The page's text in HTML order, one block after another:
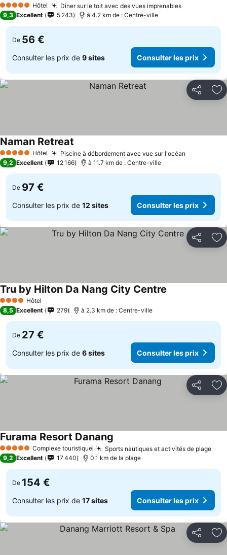
5 Étoiles Hôtel Dîner sur le toit avec des vues imprenablesConsulter
9,3 Excellent 5 243 à 4.2 km de : Centre-ville
De 56 €
Consulter les prix de 9 sites Consulter les prix
Partager
5 Étoiles Hôtel Piscine à débordement avec vue sur l'océan
Naman Retreat
9,2 Excellent 12 166 à 11.7 km de : Centre-ville
De 97 €
Consulter les prix de 12 sites Consulter les prix
Partager
4 Étoiles Hôtel
Tru by Hilton Da Nang City Centre
8,5 Excellent 279 à 2.3 km de : Centre-ville
De 27 €
Consulter les prix de 6 sites Consulter les prix
Partager
5 Étoiles Complexe touristique Sports nautiques et activités de plage
Furama Resort Danang
9,2 Excellent 17 440 0.1 km de la plage
De 154 €
Consulter les prix de 17 sites Consulter les prix
Partager